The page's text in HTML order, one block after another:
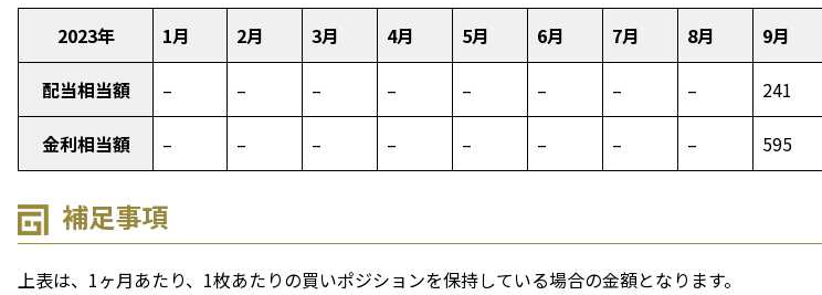
2023年 1月 2月 3月 4月 5月 6月 7月 8月 9月
配当相当額 – – – – – – – – 241
金利相当額 – – – – – – – – 595
補足事項
上表は、1ヶ月あたり、1枚あたりの買いポジションを保持している場合の金額となります。